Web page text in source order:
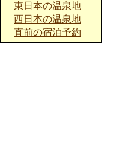
東日本の温泉地
西日本の温泉地
直前の宿泊予約